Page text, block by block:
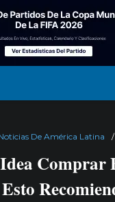
De América Latina /
Comprar